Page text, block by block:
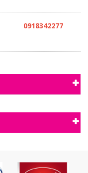
0918342277